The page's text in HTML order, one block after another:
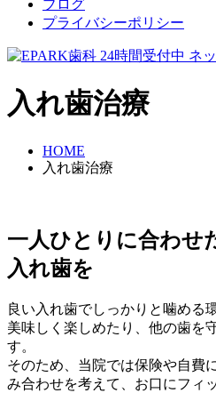
ブログ
プライバシーポリシー
入れ歯治療
HOME
入れ歯治療
一人ひとりに合わせ
入れ歯を
良い入れ歯でしっかりと噛める
美味しく楽しめたり、他の歯を
す。
そのため、当院では保険や自費
み合わせを考えて、お口にフィ